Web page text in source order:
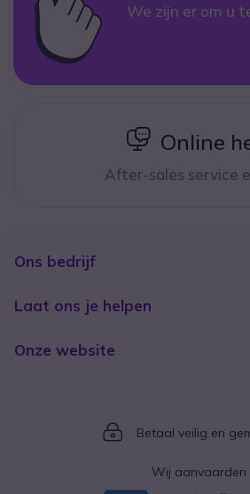
We zijn er om u
icon
Online
After-sales service
Ons bedrijf
Laat ons je helpen
Onze website
Icon
Betaal veilig en
Wij aanvaarden